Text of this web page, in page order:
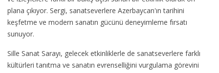
plana çıkıyor. Sergi, sanatseverlere Azerbaycan'ın tarihini
keşfetme ve modern sanatın gücünü deneyimleme fırsatı
sunuyor.
Sille Sanat Sarayı, gelecek etkinliklerle de sanatseverlere farklı
kültürleri tanıtma ve sanatın evrenselliğini vurgulama görevini